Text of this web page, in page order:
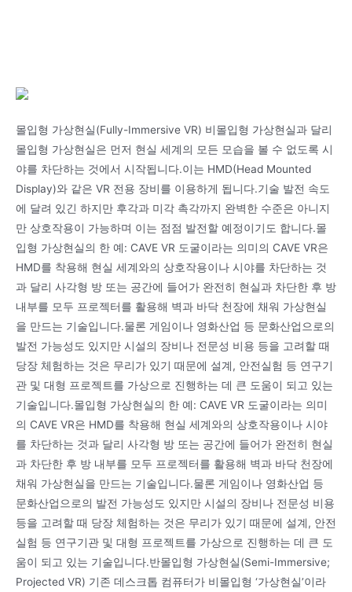
몰입형 가상현실(Fully-Immersive VR) 비몰입형 가상현실과 달리
몰입형 가상현실은 먼저 현실 세계의 모든 모습을 볼 수 없도록 시
야를 차단하는 것에서 시작됩니다.이는 HMD(Head Mounted
Display)와 같은 VR 전용 장비를 이용하게 됩니다.기술 발전 속도
에 달려 있긴 하지만 후각과 미각 촉각까지 완벽한 수준은 아니지
만 상호작용이 가능하며 이는 점점 발전할 예정이기도 합니다.몰
입형 가상현실의 한 예: CAVE VR 도굴이라는 의미의 CAVE VR은
HMD를 착용해 현실 세계와의 상호작용이나 시야를 차단하는 것
과 달리 사각형 방 또는 공간에 들어가 완전히 현실과 차단한 후 방
내부를 모두 프로젝터를 활용해 벽과 바닥 천장에 채워 가상현실
을 만드는 기술입니다.물론 게임이나 영화산업 등 문화산업으로의
발전 가능성도 있지만 시설의 장비나 전문성 비용 등을 고려할 때
당장 체험하는 것은 무리가 있기 때문에 설계, 안전실험 등 연구기
관 및 대형 프로젝트를 가상으로 진행하는 데 큰 도움이 되고 있는
기술입니다.몰입형 가상현실의 한 예: CAVE VR 도굴이라는 의미
의 CAVE VR은 HMD를 착용해 현실 세계와의 상호작용이나 시야
를 차단하는 것과 달리 사각형 방 또는 공간에 들어가 완전히 현실
과 차단한 후 방 내부를 모두 프로젝터를 활용해 벽과 바닥 천장에
채워 가상현실을 만드는 기술입니다.물론 게임이나 영화산업 등
문화산업으로의 발전 가능성도 있지만 시설의 장비나 전문성 비용
등을 고려할 때 당장 체험하는 것은 무리가 있기 때문에 설계, 안전
실험 등 연구기관 및 대형 프로젝트를 가상으로 진행하는 데 큰 도
움이 되고 있는 기술입니다.반몰입형 가상현실(Semi-Immersive;
Projected VR) 기존 데스크톱 컴퓨터가 비몰입형 ‘가상현실’이라